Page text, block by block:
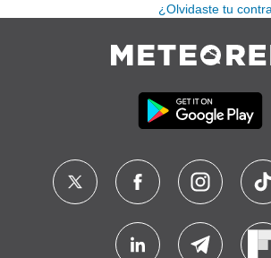
¿Olvidaste tu